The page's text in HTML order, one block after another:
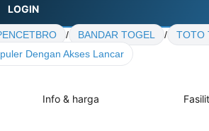
LOGIN
/ BANDAR TOGEL / TOTO
Dengan Akses Lancar
Info & harga